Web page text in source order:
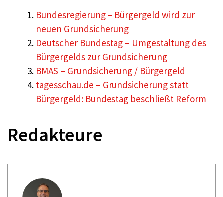
Bundesregierung – Bürgergeld wird zur
neuen Grundsicherung
Deutscher Bundestag – Umgestaltung des
Bürgergelds zur Grundsicherung
BMAS – Grundsicherung / Bürgergeld
tagesschau.de – Grundsicherung statt
Bürgergeld: Bundestag beschließt Reform
Redakteure